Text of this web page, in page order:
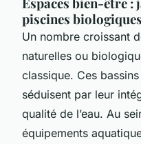
piscines
Un nombre croissant
naturelles ou
classique. Ces
séduisent par leur
qualité de l’eau. Au
équipements